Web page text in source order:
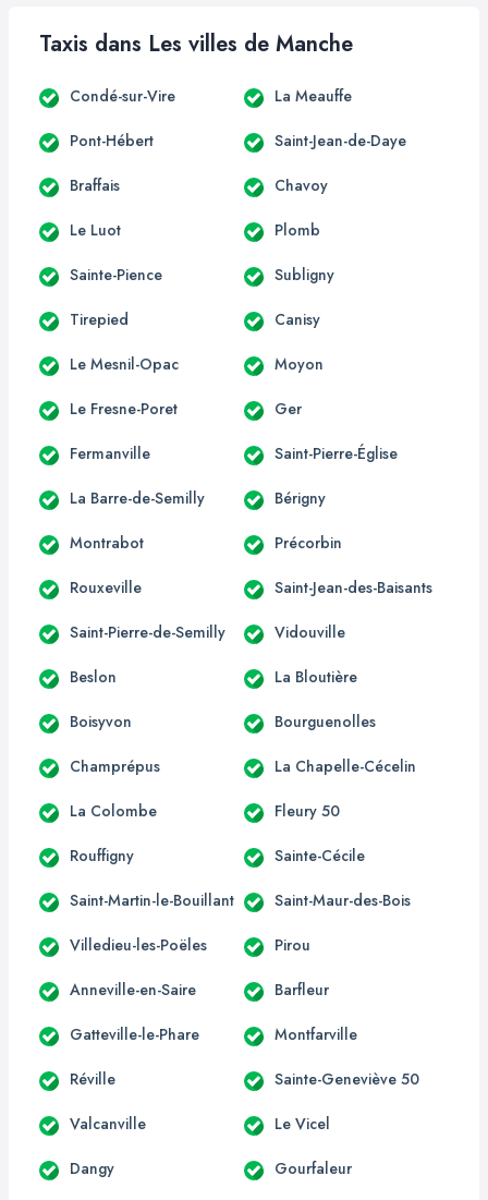
Taxis dans Les villes de Manche
Condé-sur-Vire La Meauffe
Pont-Hébert Saint-Jean-de-Daye
Braffais Chavoy
Le Luot Plomb
Sainte-Pience Subligny
Tirepied Canisy
Le Mesnil-Opac Moyon
Le Fresne-Poret Ger
Fermanville Saint-Pierre-Église
La Barre-de-Semilly Bérigny
Montrabot Précorbin
Rouxeville Saint-Jean-des-Baisants
Saint-Pierre-de-Semilly Vidouville
Beslon La Bloutière
Boisyvon Bourguenolles
Champrépus La Chapelle-Cécelin
La Colombe Fleury 50
Rouffigny Sainte-Cécile
Saint-Martin-le-Bouillant Saint-Maur-des-Bois
Villedieu-les-Poëles Pirou
Anneville-en-Saire Barfleur
Gatteville-le-Phare Montfarville
Réville Sainte-Geneviève 50
Valcanville Le Vicel
Dangy Gourfaleur